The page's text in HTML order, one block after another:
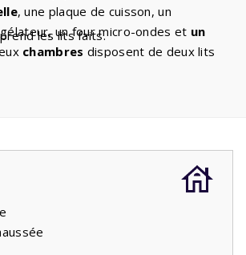
, une plaque de cuisson, un
un four micro-ondes et un
chambres disposent de deux lits
dispose de
à la spacieuseterrasse couverte.
en été et en même temps l'endroit
des soirées françaises jusqu'à
verre de vin et un morceau de viande
complètent la vie des vacances.
les lits faits.